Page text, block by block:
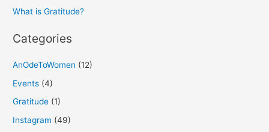
What is Gratitude?
Categories
AnOdeToWomen (12)
Events (4)
Gratitude (1)
Instagram (49)